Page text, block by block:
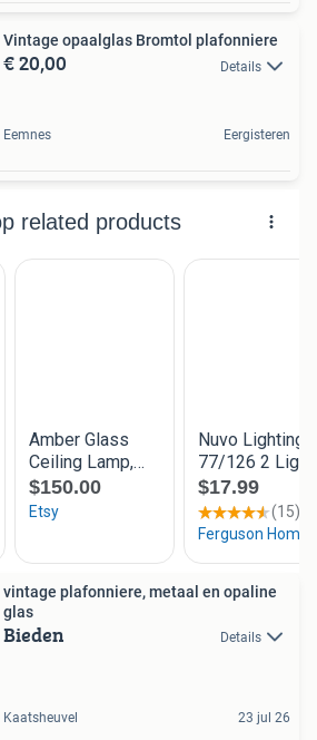
Vintage opaalglas Bromtol plafonniere
€ 20,00 Details
Eemnes Eergisteren
vintage plafonniere, metaal en opaline
glas
Bieden Details
Kaatsheuvel 23 jul 26